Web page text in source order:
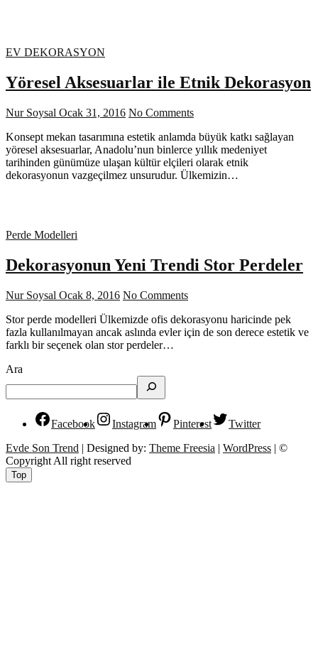
EV DEKORASYON
Yöresel Aksesuarlar ile Etnik Dekorasyon
Nur Soysal Ocak 31, 2016 No Comments
Konsept mekan tasarımına estetik anlamda büyük katkı sağlayan
yöresel aksesuarlar, Anadolu’nun binlerce yıllık medeniyet
tarihinden günümüze ulaşan kültür elçileri olarak etnik
dekorasyonun vazgeçilmez unsurudur. Ülkemizin…
Perde Modelleri
Dekorasyonun Yeni Trendi Stor Perdeler
Nur Soysal Ocak 8, 2016 No Comments
Stor perde modelleri Ülkemizde ofis dekorasyonu haricinde pek
fazla kullanılmayan ancak aslında evler için de son derece estetik ve
farklı bir seçenek olan stor perdeler…
Ara
Facebook Instagram Pinterest
Twitter
Evde Son Trend | Designed by: Theme Freesia | WordPress | ©
Copyright All right reserved
Top